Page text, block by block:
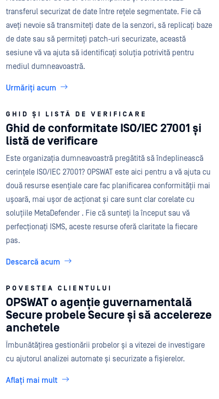
transferul securizat de date între rețele segmentate. Fie că
aveți nevoie să transmiteți date de la senzori, să replicați baze
de date sau să permiteți patch-uri securizate, această
sesiune vă va ajuta să identificați soluția potrivită pentru
mediul dumneavoastră.
Urmăriți acum
GHID ȘI LISTĂ DE VERIFICARE
Ghid de conformitate ISO/IEC 27001 și
listă de verificare
Este organizația dumneavoastră pregătită să îndeplinească
cerințele ISO/IEC 27001? OPSWAT este aici pentru a vă ajuta cu
două resurse esențiale care fac planificarea conformității mai
ușoară, mai ușor de acționat și care sunt clar corelate cu
soluțiile MetaDefender . Fie că sunteți la început sau vă
perfecționați ISMS, aceste resurse oferă claritate la fiecare
pas.
Descarcă acum
POVESTEA CLIENTULUI
OPSWAT o agenție guvernamentală
Secure probele Secure și să accelereze
anchetele
Îmbunătățirea gestionării probelor și a vitezei de investigare
cu ajutorul analizei automate și securizate a fișierelor.
Aflați mai mult